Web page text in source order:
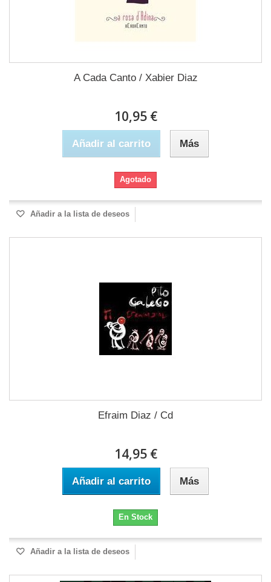
A Cada Canto / Xabier Diaz
10,95 €
Añadir al carrito Más
Agotado
Añadir a la lista de deseos
Efraim Diaz / Cd
14,95 €
Añadir al carrito Más
En Stock
Añadir a la lista de deseos